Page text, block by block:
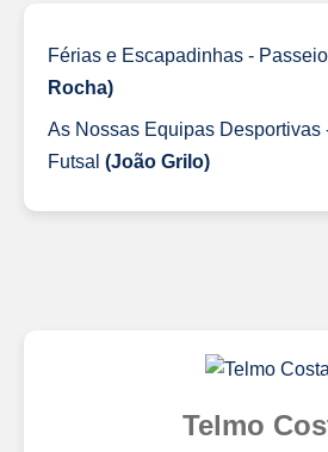
Férias e Escapadinhas -
Rocha)
As Nossas Equipas Desportivas
Futsal (João Grilo)
Telmo